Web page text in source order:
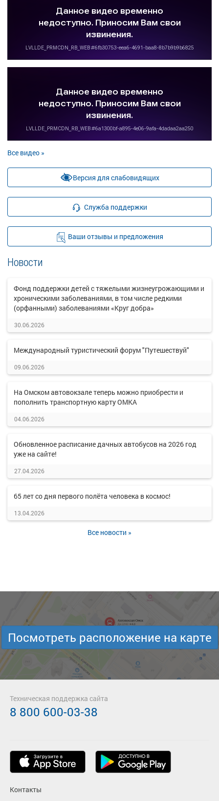
Все видео »
Версия для слабовидящих
Служба поддержки
Ваши отзывы и предложения
Новости
Фонд поддержки детей с тяжелыми жизнеугрожающими и
хроническими заболеваниями, в том числе редкими
(орфанными) заболеваниями «Круг добра»
30.06.2026
Международный туристический форум "Путешествуй"
09.06.2026
На Омском автовокзале теперь можно приобрести и
пополнить транспортную карту ОМКА
04.06.2026
Обновленное расписание дачных автобусов на 2026 год
уже на сайте!
27.04.2026
65 лет со дня первого полёта человека в космос!
13.04.2026
Все новости »
Посмотреть расположение на карте
Контакты
Техническая поддержка сайта
8 800 600-03-38